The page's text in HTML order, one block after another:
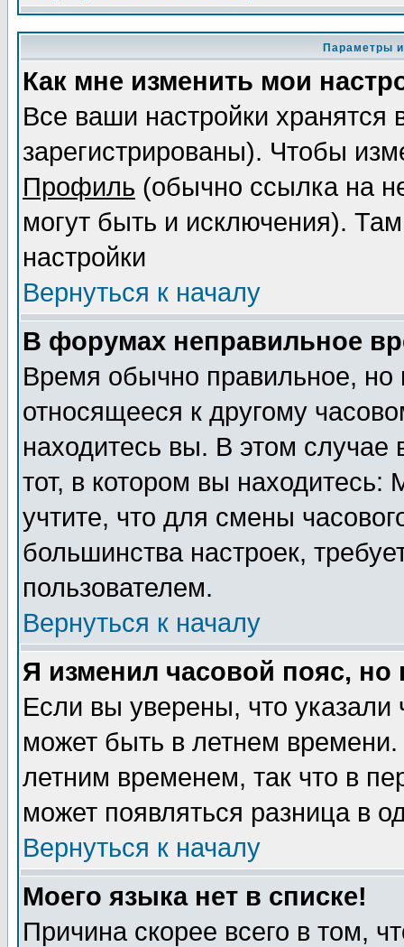
Параметры
Как мне изменить мои
Все ваши настройки
зарегистрированы). Чтобы
Профиль (обычно ссылка на
могут быть и исключения).
настройки
Вернуться к началу
В форумах неправильное
Время обычно правильное,
относящееся к другому
находитесь вы. В этом
тот, в котором вы
учтите, что для смены
большинства настроек,
пользователем.
Вернуться к началу
Я изменил часовой пояс,
Если вы уверены, что указали
может быть в летнем
летним временем, так что в
может появляться разница в
Вернуться к началу
Моего языка нет в списке!
Причина скорее всего в том,